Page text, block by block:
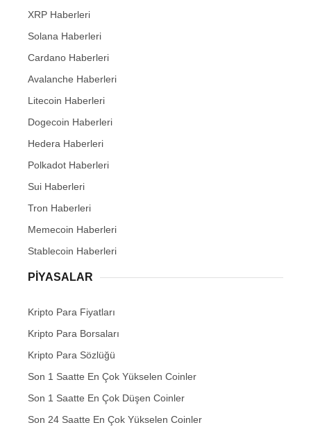
XRP Haberleri
Solana Haberleri
Cardano Haberleri
Avalanche Haberleri
Litecoin Haberleri
Dogecoin Haberleri
Hedera Haberleri
Polkadot Haberleri
Sui Haberleri
Tron Haberleri
Memecoin Haberleri
Stablecoin Haberleri
PIYASALAR
Kripto Para Fiyatları
Kripto Para Borsaları
Kripto Para Sözlüğü
Son 1 Saatte En Çok Yükselen Coinler
Son 1 Saatte En Çok Düşen Coinler
Son 24 Saatte En Çok Yükselen Coinler